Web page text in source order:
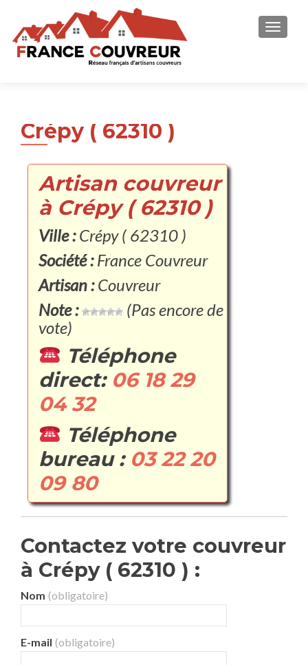
Crépy ( 62310 )
Artisan couvreur
à Crépy ( 62310 )
Ville :Crépy ( 62310 )
Société :France Couvreur
Artisan :Couvreur
Note :
(Pas encore de
vote)
Téléphone
direct: 06 18 29
04 32
Téléphone
bureau : 03 22 20
09 80
Contactez votre couvreur
à Crépy ( 62310 ) :
Nom (obligatoire)
E-mail (obligatoire)